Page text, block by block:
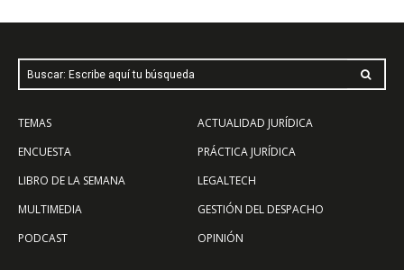
Buscar: Escribe aquí tu búsqueda
TEMAS
ENCUESTA
LIBRO DE LA SEMANA
MULTIMEDIA
PODCAST
ACTUALIDAD JURÍDICA
PRÁCTICA JURÍDICA
LEGALTECH
GESTIÓN DEL DESPACHO
OPINIÓN